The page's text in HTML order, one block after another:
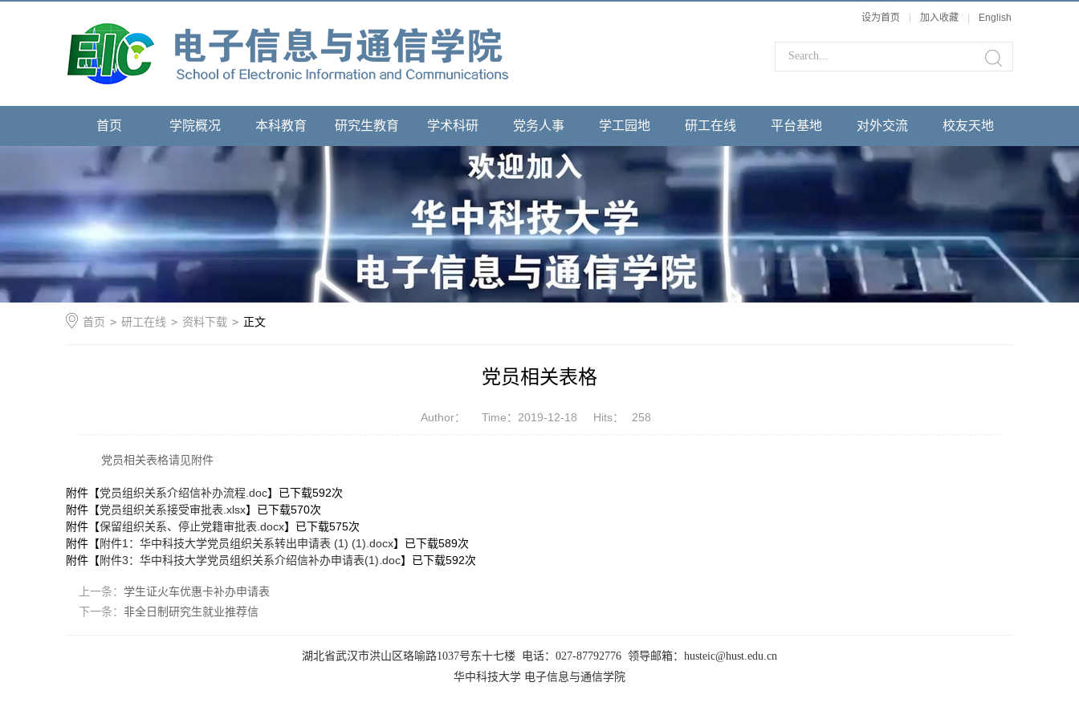
设为首页 加入收藏 English
首页 学院概况 本科教育 研究生教育 学术科研 党务人事 学工园地 研工在线 平台基地 对外交流 校友天地
首页 > 研工在线 > 资料下载 > 正文
党员相关表格
Author： Time：2019-12-18 Hits： 258
党员相关表格请见附件
附件【党员组织关系介绍信补办流程.doc】已下载592次
附件【党员组织关系接受审批表.xlsx】已下载570次
附件【保留组织关系、停止党籍审批表.docx】已下载575次
附件【附件1：华中科技大学党员组织关系转出申请表 (1) (1).docx】已下载589次
附件【附件3：华中科技大学党员组织关系介绍信补办申请表(1).doc】已下载592次
上一条： 学生证火车优惠卡补办申请表
下一条： 非全日制研究生就业推荐信
湖北省武汉市洪山区珞喻路1037号东十七楼 电话：027-87792776 领导邮箱：husteic@hust.edu.cn
华中科技大学 电子信息与通信学院